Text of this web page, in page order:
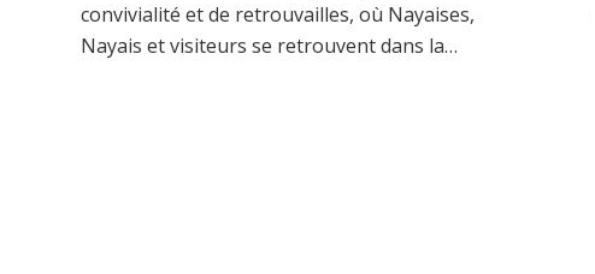
convivialité et de retrouvailles, où Nayaises,
Nayais et visiteurs se retrouvent dans la…